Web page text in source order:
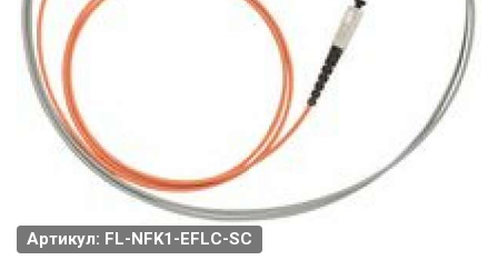
Артикул: FL-NFK1-EFLC-SC